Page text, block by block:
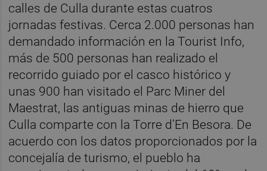
calles de Culla durante estas cuatros
jornadas festivas. Cerca 2.000 personas han
demandado información en la Tourist Info,
más de 500 personas han realizado el
recorrido guiado por el casco histórico y
unas 900 han visitado el Parc Miner del
Maestrat, las antiguas minas de hierro que
Culla comparte con la Torre d’En Besora. De
acuerdo con los datos proporcionados por la
concejalía de turismo, el pueblo ha